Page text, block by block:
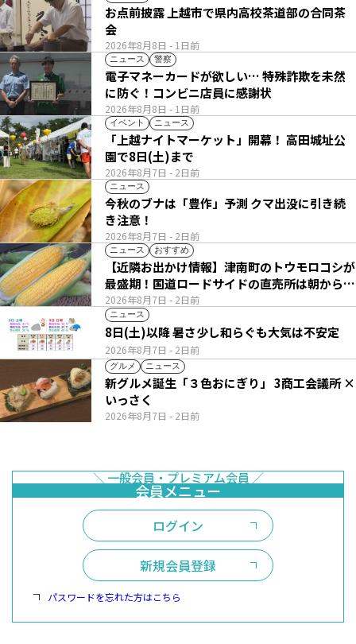
2026年8月8日 - 1日前
お点前披露 上越市で県内高校茶道部の合同茶
会
ニュース 警察
2026年8月8日 - 1日前
電子マネーカードが欲しい… 特殊詐欺を未然
に防ぐ！コンビニ店員に感謝状
イベント ニュース
2026年8月7日 - 2日前
「上越ナイトマーケット」開幕！ 高田城址公
園で8日(土)まで
ニュース
2026年8月7日 - 2日前
今秋のブナは「豊作」予測 クマ出没に引き続
き注意！
ニュース おすすめ
2026年8月7日 - 2日前
【近隣お出かけ情報】津南町のトウモロコシが
最盛期！国道ロードサイドの直売所は朝から長
い列
ニュース
2026年8月7日 - 2日前
8日(土)以降 暑さ少し和らぐも大気は不安定
グルメ ニュース
2026年8月7日 - 2日前
新グルメ誕生「３色おにぎり」 3商工会議所 ×
いっさく
ログイン
新規会員登録
パスワードを忘れた方はこちら